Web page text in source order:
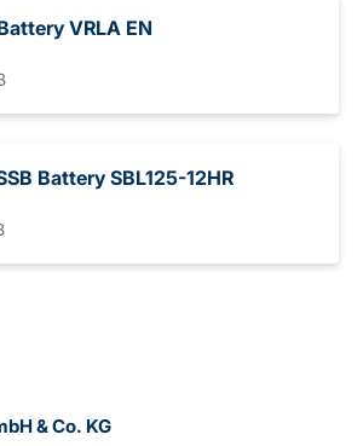
VRLA EN
Battery SBL125-12HR
& Co. KG